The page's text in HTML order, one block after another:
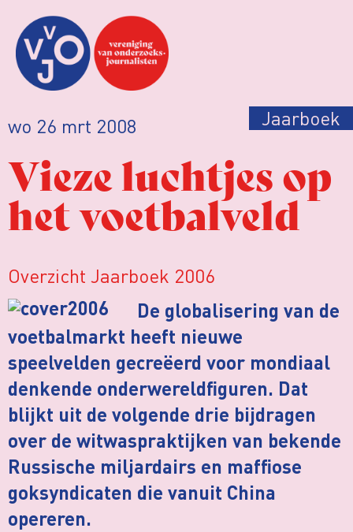
wo 26 mrt 2008 Jaarboek
Vieze luchtjes op
het voetbalveld
Overzicht Jaarboek 2006
De globalisering van de
voetbalmarkt heeft nieuwe
speelvelden gecreëerd voor mondiaal
denkende onderwereldfiguren. Dat
blijkt uit de volgende drie bijdragen
over de witwaspraktijken van bekende
Russische miljardairs en maffiose
goksyndicaten die vanuit China
opereren.